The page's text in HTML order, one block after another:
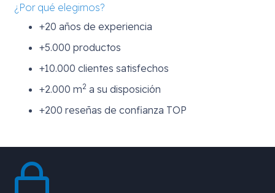
¿Por qué elegirnos?
+20 años de experiencia
+5.000 productos
+10.000 clientes satisfechos
+2.000 m2 a su disposición
+200 reseñas de confianza TOP